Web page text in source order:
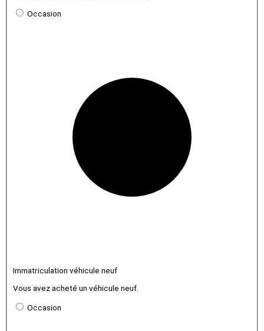
Occasion
Immatriculation véhicule neuf
Vous avez acheté un véhicule neuf.
Occasion